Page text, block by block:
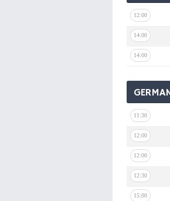
12:00
14:00
14:00
11:30
12:00
12:00
12:30
15:00